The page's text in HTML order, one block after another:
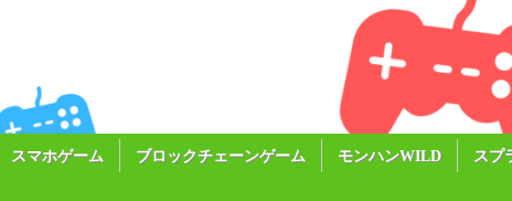
スマホゲーム ブロックチェーンゲーム モンハンWILD スプ